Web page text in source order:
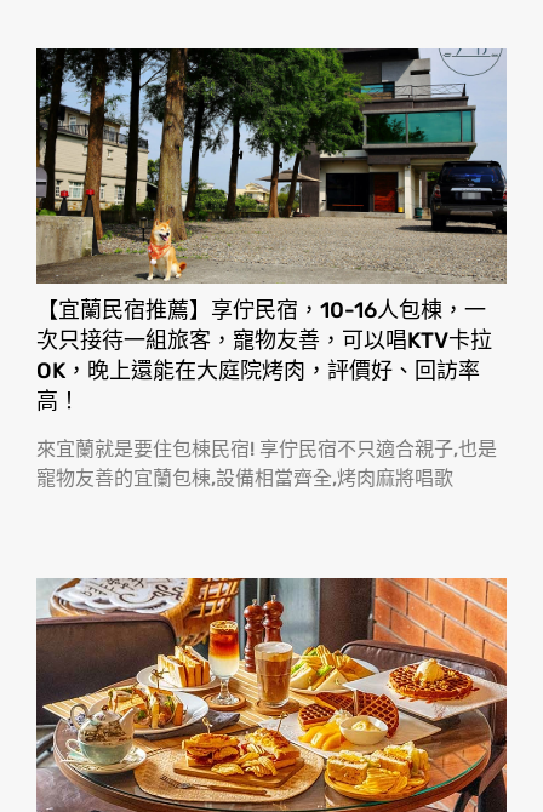
【宜蘭民宿推薦】享佇民宿，10-16人包棟，一
次只接待一組旅客，寵物友善，可以唱KTV卡拉
OK，晚上還能在大庭院烤肉，評價好、回訪率
高！
來宜蘭就是要住包棟民宿! 享佇民宿不只適合親子,也是
寵物友善的宜蘭包棟,設備相當齊全,烤肉麻將唱歌